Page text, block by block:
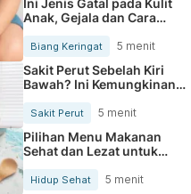
Anak, Gejala dan Cara
Mengobatinya
Biang Keringat 5 menit
Sakit Perut Sebelah Kiri
Bawah? Ini Kemungkinan
Sakit Perut 5 menit
Pilihan Menu Makanan
Sehat dan Lezat untuk
Mengurangi Kolesterol
Hidup Sehat 5 menit